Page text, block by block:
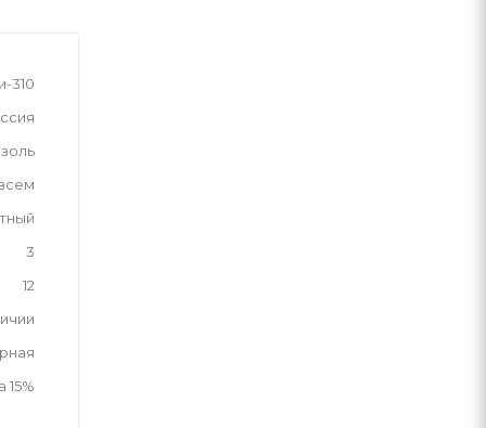
310
3
12
15%